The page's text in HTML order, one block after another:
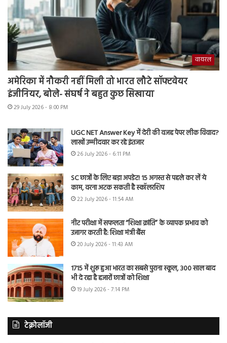
वायरल
अमेरिका में नौकरी नहीं मिली तो भारत लौटे सॉफ्टवेयर
इंजीनियर, बोले- संघर्ष ने बहुत कुछ सिखाया
29 July 2026 - 8:00 PM
UGC NET Answer Key में देरी की वजह पेपर लीक विवाद?
लाखों उम्मीदवार कर रहे इंतजार
26 July 2026 - 6:11 PM
SC छात्रों के लिए बड़ा अपडेट! 15 अगस्त से पहले कर लें ये
काम, वरना अटक सकती है स्कॉलरशिप
22 July 2026 - 11:54 AM
नीट परीक्षा में सफलता “शिक्षा क्रांति” के व्यापक प्रभाव को
उजागर करती है: शिक्षा मंत्री बैंस
20 July 2026 - 11:43 AM
1715 में शुरू हुआ भारत का सबसे पुराना स्कूल, 300 साल बाद
भी दे रहा है हजारों छात्रों को शिक्षा
19 July 2026 - 7:14 PM
टेक्नोलॉजी